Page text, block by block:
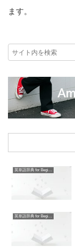
ます。
英単語辞典 for Beginners
英単語辞典 for Beginners